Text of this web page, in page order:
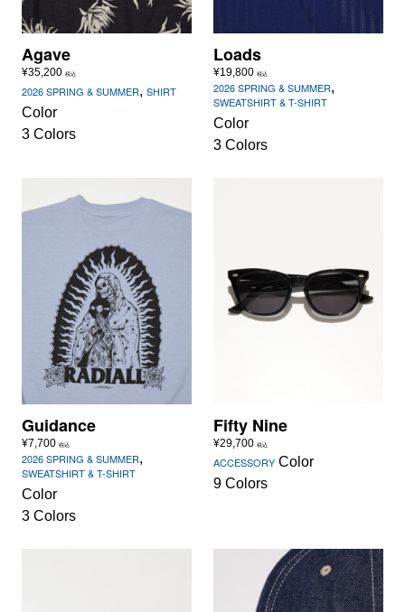
Agave
¥35,200 税込
2026 SPRING & SUMMER, SHIRT
Color
3 Colors
Loads
¥19,800 税込
2026 SPRING & SUMMER,
SWEATSHIRT & T-SHIRT
Color
3 Colors
Guidance
¥7,700 税込
2026 SPRING & SUMMER,
SWEATSHIRT & T-SHIRT
Color
3 Colors
Fifty Nine
¥29,700 税込
ACCESSORY Color
9 Colors